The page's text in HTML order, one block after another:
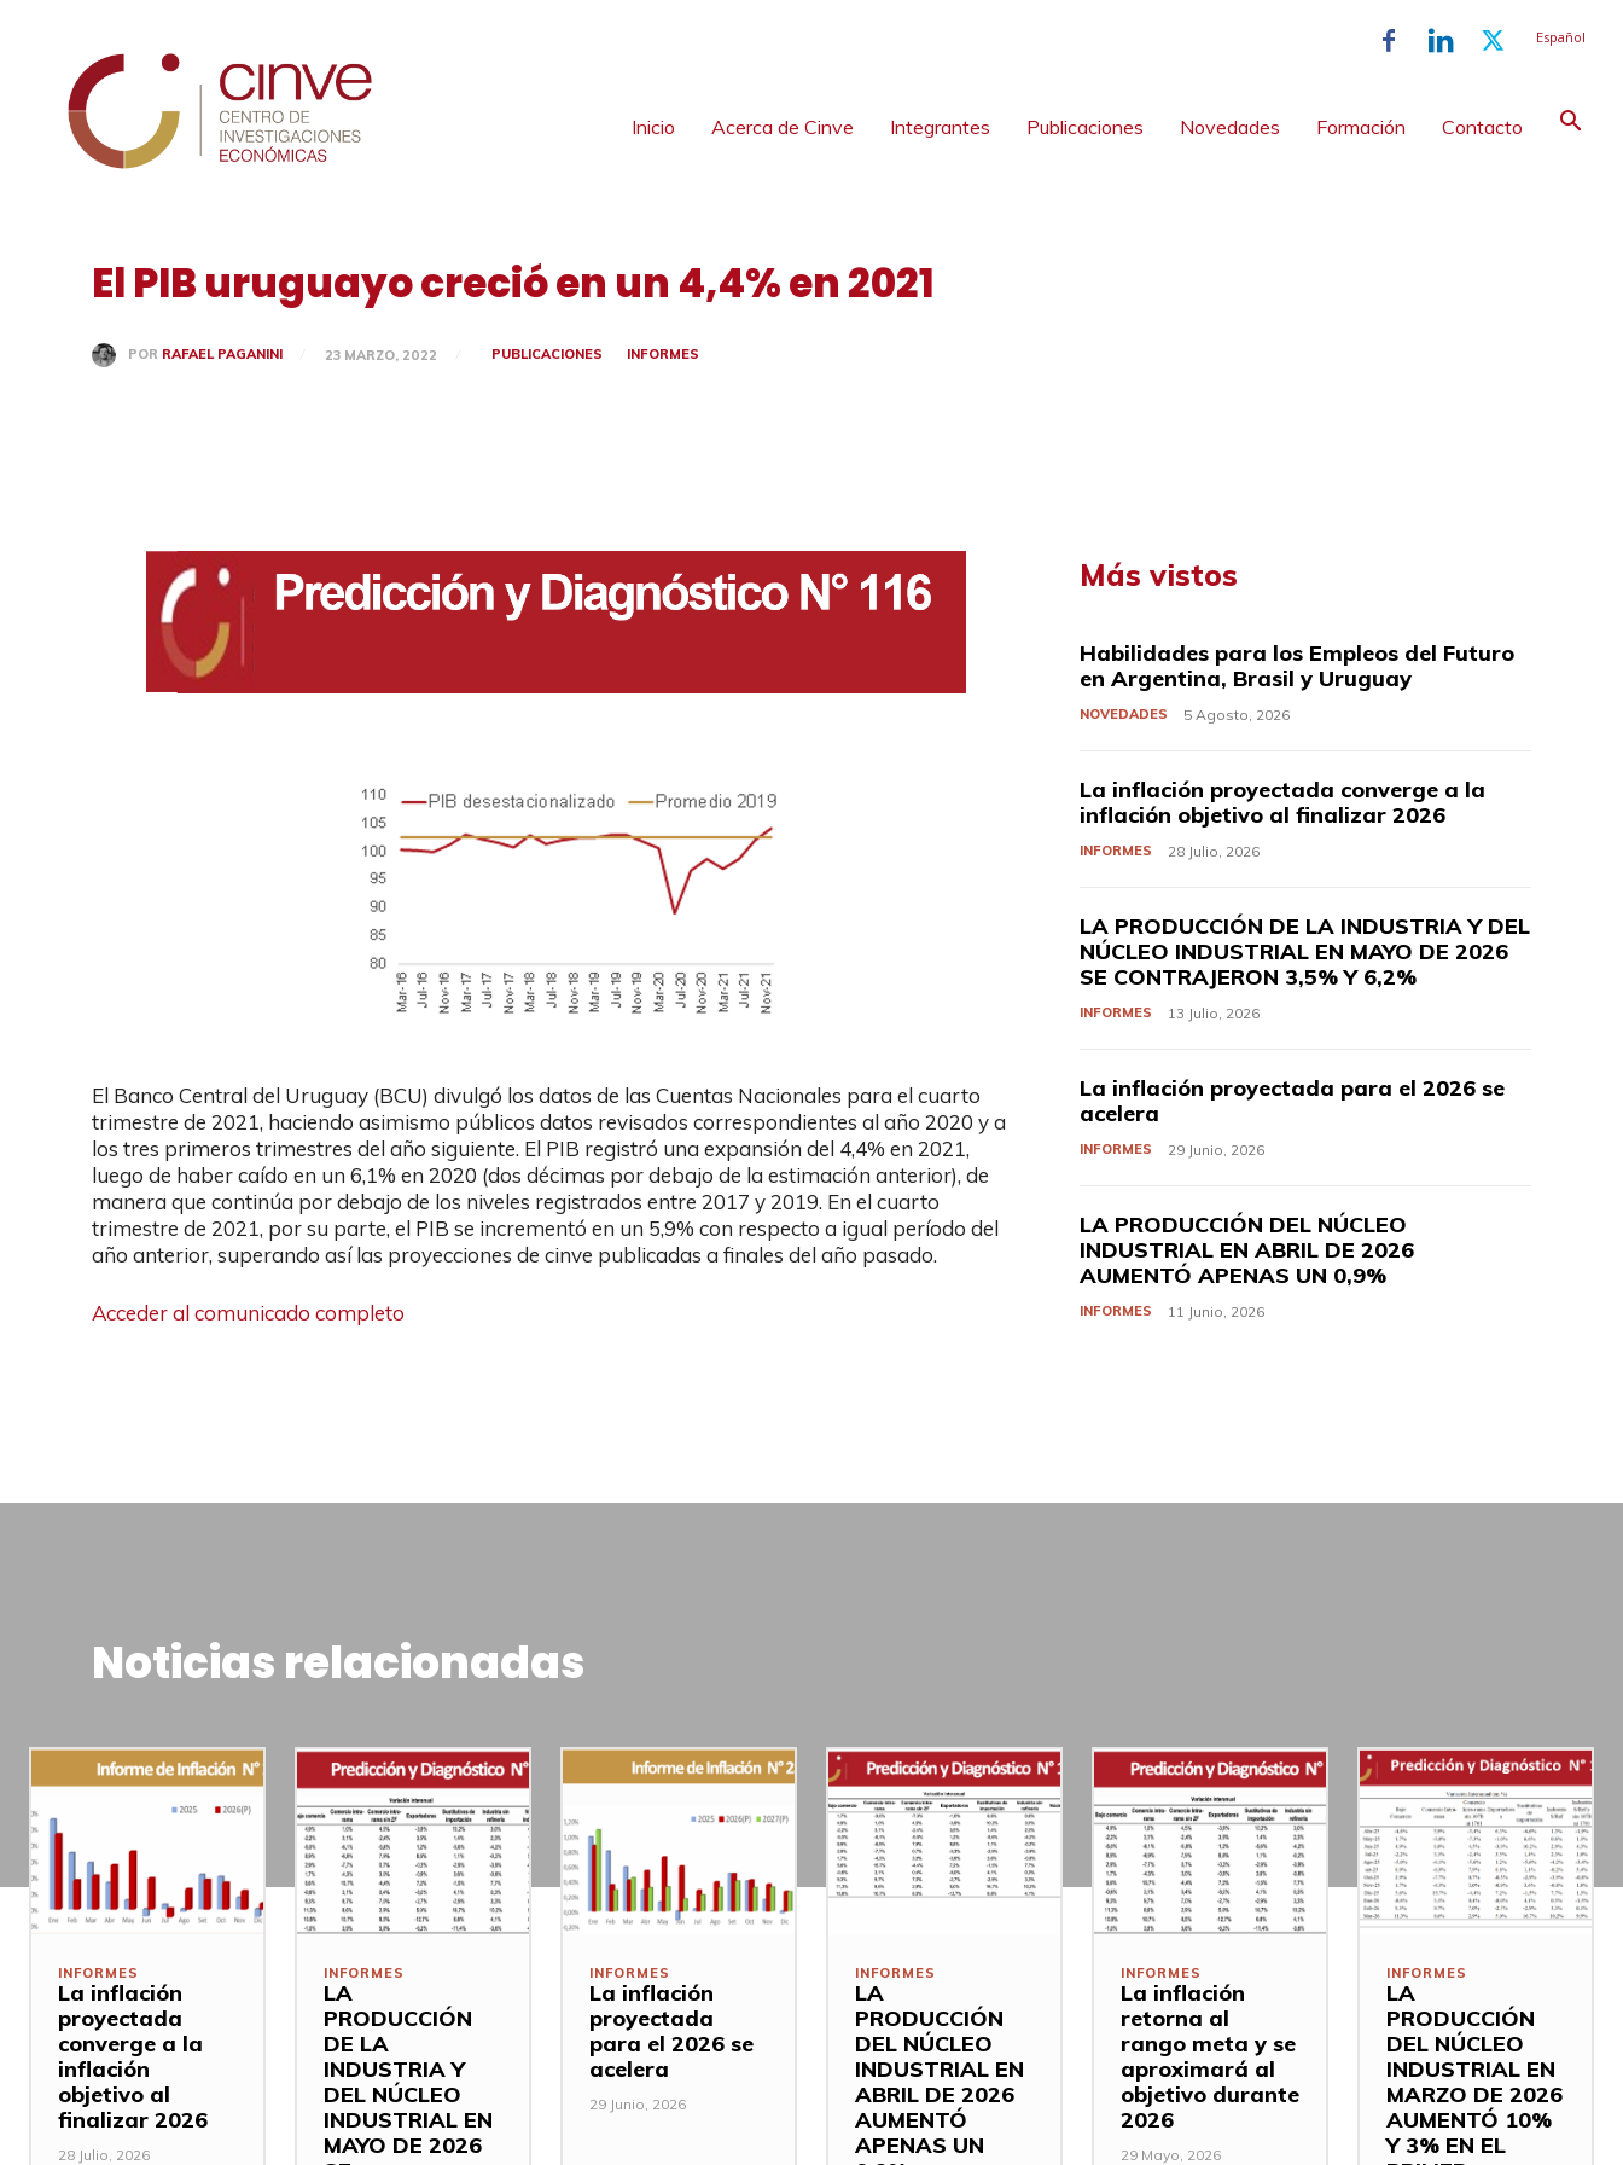
Español
Inicio Acerca de Cinve Integrantes Publicaciones Novedades Formación Contacto
El PIB uruguayo creció en un 4,4% en 2021
POR RAFAEL PAGANINI 23 MARZO, 2022 PUBLICACIONES INFORMES
El Banco Central del Uruguay (BCU) divulgó los datos de las Cuentas Nacionales para el cuarto
trimestre de 2021, haciendo asimismo públicos datos revisados correspondientes al año 2020 y a
los tres primeros trimestres del año siguiente. El PIB registró una expansión del 4,4% en 2021,
luego de haber caído en un 6,1% en 2020 (dos décimas por debajo de la estimación anterior), de
manera que continúa por debajo de los niveles registrados entre 2017 y 2019. En el cuarto
trimestre de 2021, por su parte, el PIB se incrementó en un 5,9% con respecto a igual período del
año anterior, superando así las proyecciones de cinve publicadas a finales del año pasado.
Acceder al comunicado completo
Más vistos
Habilidades para los Empleos del Futuro
en Argentina, Brasil y Uruguay
NOVEDADES 5 Agosto, 2026
La inflación proyectada converge a la
inflación objetivo al finalizar 2026
INFORMES 28 Julio, 2026
LA PRODUCCIÓN DE LA INDUSTRIA Y DEL
NÚCLEO INDUSTRIAL EN MAYO DE 2026
SE CONTRAJERON 3,5% Y 6,2%
INFORMES 13 Julio, 2026
La inflación proyectada para el 2026 se
acelera
INFORMES 29 Junio, 2026
LA PRODUCCIÓN DEL NÚCLEO
INDUSTRIAL EN ABRIL DE 2026
AUMENTÓ APENAS UN 0,9%
INFORMES 11 Junio, 2026
Noticias relacionadas
INFORMES
La inflación
proyectada
converge a la
inflación
objetivo al
finalizar 2026
28 Julio, 2026
INFORMES
LA
PRODUCCIÓN
DE LA
INDUSTRIA Y
DEL NÚCLEO
INDUSTRIAL EN
MAYO DE 2026
INFORMES
La inflación
proyectada
para el 2026 se
acelera
29 Junio, 2026
INFORMES
LA
PRODUCCIÓN
DEL NÚCLEO
INDUSTRIAL EN
ABRIL DE 2026
AUMENTÓ
APENAS UN
INFORMES
La inflación
retorna al
rango meta y se
aproximará al
objetivo durante
2026
29 Mayo, 2026
INFORMES
LA
PRODUCCIÓN
DEL NÚCLEO
INDUSTRIAL EN
MARZO DE 2026
AUMENTÓ 10%
Y 3% EN EL